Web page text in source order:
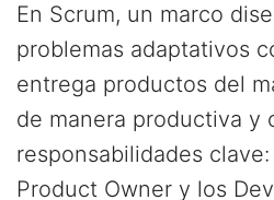
En Scrum, un marco
problemas adaptativos
entrega productos del
de manera productiva y
responsabilidades
Product Owner y los